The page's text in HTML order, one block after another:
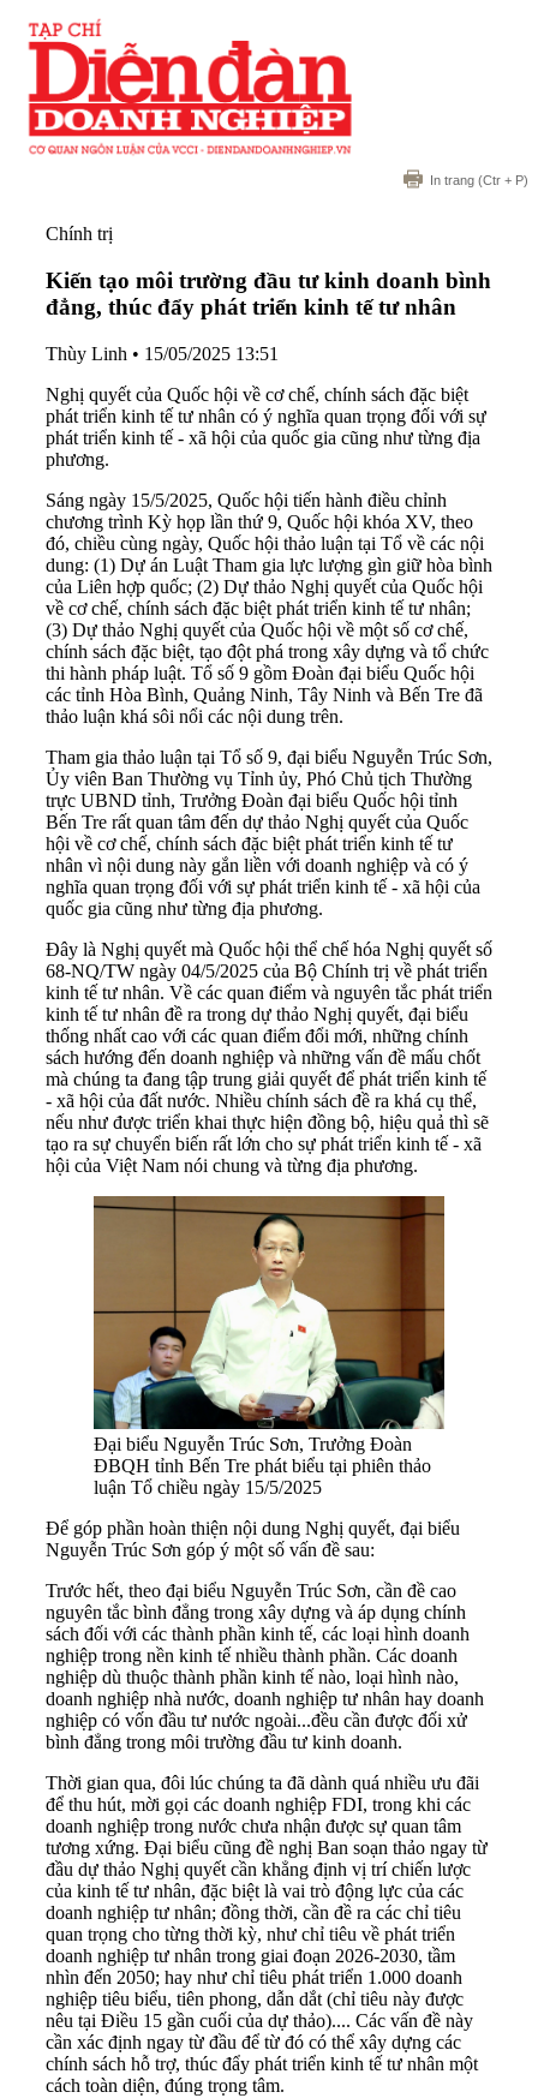
In trang (Ctr + P)
Chính trị
Kiến tạo môi trường đầu tư kinh doanh bình
đẳng, thúc đẩy phát triển kinh tế tư nhân
Thùy Linh • 15/05/2025 13:51
Nghị quyết của Quốc hội về cơ chế, chính sách đặc biệt
phát triển kinh tế tư nhân có ý nghĩa quan trọng đối với sự
phát triển kinh tế - xã hội của quốc gia cũng như từng địa
phương.
Sáng ngày 15/5/2025, Quốc hội tiến hành điều chỉnh
chương trình Kỳ họp lần thứ 9, Quốc hội khóa XV, theo
đó, chiều cùng ngày, Quốc hội thảo luận tại Tổ về các nội
dung: (1) Dự án Luật Tham gia lực lượng gìn giữ hòa bình
của Liên hợp quốc; (2) Dự thảo Nghị quyết của Quốc hội
về cơ chế, chính sách đặc biệt phát triển kinh tế tư nhân;
(3) Dự thảo Nghị quyết của Quốc hội về một số cơ chế,
chính sách đặc biệt, tạo đột phá trong xây dựng và tổ chức
thi hành pháp luật. Tổ số 9 gồm Đoàn đại biểu Quốc hội
các tỉnh Hòa Bình, Quảng Ninh, Tây Ninh và Bến Tre đã
thảo luận khá sôi nổi các nội dung trên.
Tham gia thảo luận tại Tổ số 9, đại biểu Nguyễn Trúc Sơn,
Ủy viên Ban Thường vụ Tỉnh ủy, Phó Chủ tịch Thường
trực UBND tỉnh, Trưởng Đoàn đại biểu Quốc hội tỉnh
Bến Tre rất quan tâm đến dự thảo Nghị quyết của Quốc
hội về cơ chế, chính sách đặc biệt phát triển kinh tế tư
nhân vì nội dung này gắn liền với doanh nghiệp và có ý
nghĩa quan trọng đối với sự phát triển kinh tế - xã hội của
quốc gia cũng như từng địa phương.
Đây là Nghị quyết mà Quốc hội thể chế hóa Nghị quyết số
68-NQ/TW ngày 04/5/2025 của Bộ Chính trị về phát triển
kinh tế tư nhân. Về các quan điểm và nguyên tắc phát triển
kinh tế tư nhân đề ra trong dự thảo Nghị quyết, đại biểu
thống nhất cao với các quan điểm đổi mới, những chính
sách hướng đến doanh nghiệp và những vấn đề mấu chốt
mà chúng ta đang tập trung giải quyết để phát triển kinh tế
- xã hội của đất nước. Nhiều chính sách đề ra khá cụ thể,
nếu như được triển khai thực hiện đồng bộ, hiệu quả thì sẽ
tạo ra sự chuyển biến rất lớn cho sự phát triển kinh tế - xã
hội của Việt Nam nói chung và từng địa phương.
Đại biểu Nguyễn Trúc Sơn, Trưởng Đoàn
ĐBQH tỉnh Bến Tre phát biểu tại phiên thảo
luận Tổ chiều ngày 15/5/2025
Để góp phần hoàn thiện nội dung Nghị quyết, đại biểu
Nguyễn Trúc Sơn góp ý một số vấn đề sau:
Trước hết, theo đại biểu Nguyễn Trúc Sơn, cần đề cao
nguyên tắc bình đẳng trong xây dựng và áp dụng chính
sách đối với các thành phần kinh tế, các loại hình doanh
nghiệp trong nền kinh tế nhiều thành phần. Các doanh
nghiệp dù thuộc thành phần kinh tế nào, loại hình nào,
doanh nghiệp nhà nước, doanh nghiệp tư nhân hay doanh
nghiệp có vốn đầu tư nước ngoài...đều cần được đối xử
bình đẳng trong môi trường đầu tư kinh doanh.
Thời gian qua, đôi lúc chúng ta đã dành quá nhiều ưu đãi
để thu hút, mời gọi các doanh nghiệp FDI, trong khi các
doanh nghiệp trong nước chưa nhận được sự quan tâm
tương xứng. Đại biểu cũng đề nghị Ban soạn thảo ngay từ
đầu dự thảo Nghị quyết cần khẳng định vị trí chiến lược
của kinh tế tư nhân, đặc biệt là vai trò động lực của các
doanh nghiệp tư nhân; đồng thời, cần đề ra các chỉ tiêu
quan trọng cho từng thời kỳ, như chỉ tiêu về phát triển
doanh nghiệp tư nhân trong giai đoạn 2026-2030, tầm
nhìn đến 2050; hay như chỉ tiêu phát triển 1.000 doanh
nghiệp tiêu biểu, tiên phong, dẫn dắt (chỉ tiêu này được
nêu tại Điều 15 gần cuối của dự thảo).... Các vấn đề này
cần xác định ngay từ đầu để từ đó có thể xây dựng các
chính sách hỗ trợ, thúc đẩy phát triển kinh tế tư nhân một
cách toàn diện, đúng trọng tâm.